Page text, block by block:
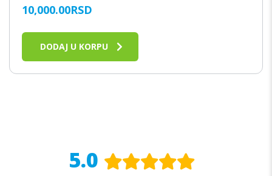
OCENJENO
SA
10,000.00RSD
DODAJ U KORPU
5.0